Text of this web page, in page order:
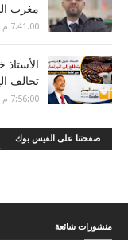
مغرب
7:41:00 م
الأستاذ
تحالف
7:56:00 م
صفحتنا على الفيس بوك
منشورات شائعة